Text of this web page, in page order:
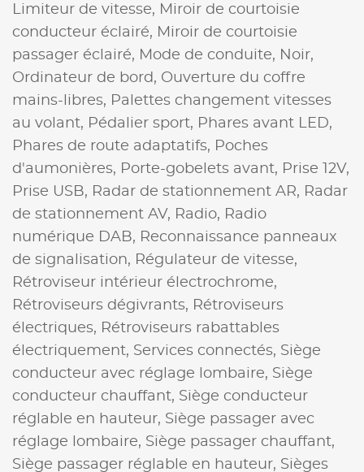
Limiteur de vitesse, Miroir de courtoisie
conducteur éclairé, Miroir de courtoisie
passager éclairé, Mode de conduite, Noir,
Ordinateur de bord, Ouverture du coffre
mains-libres, Palettes changement vitesses
au volant, Pédalier sport, Phares avant LED,
Phares de route adaptatifs, Poches
d'aumonières, Porte-gobelets avant, Prise 12V,
Prise USB, Radar de stationnement AR, Radar
de stationnement AV, Radio, Radio
numérique DAB, Reconnaissance panneaux
de signalisation, Régulateur de vitesse,
Rétroviseur intérieur électrochrome,
Rétroviseurs dégivrants, Rétroviseurs
électriques, Rétroviseurs rabattables
électriquement, Services connectés, Siège
conducteur avec réglage lombaire, Siège
conducteur chauffant, Siège conducteur
réglable en hauteur, Siège passager avec
réglage lombaire, Siège passager chauffant,
Siège passager réglable en hauteur, Sièges